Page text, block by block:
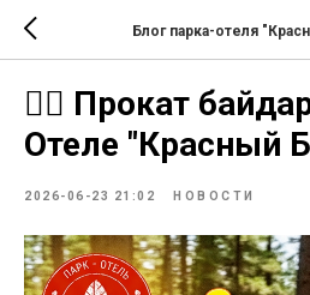
Блог парка-отеля
🚣‍♂️ Прокат
Отеле "Красный
2026-06-23 21:02 НОВОСТИ